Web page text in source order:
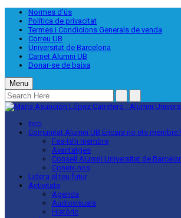
Normes d’ús
Política de privacitat
Termes i Condicions Generals de venda
Correu UB
Universitat de Barcelona
Carnet Alumni UB
Donar-se de baixa
Menu
Inici
Comunitat Alumni UB Encara no ets membre?
Fes-te’n membre
Avantatges
Consell Alumni Universitat de
Coneix-nos
Lidera el teu futur
Activitats
Agenda
Audiovisuals
Històric